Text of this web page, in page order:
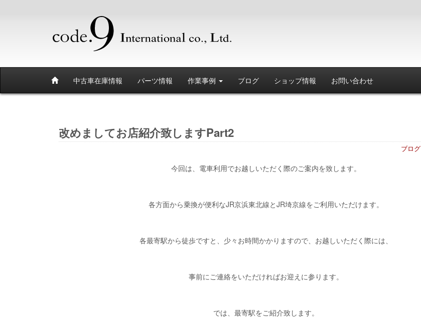
中古車在庫情報 パーツ情報 作業事例 ブログ ショップ情報 お問い合わせ
改めましてお店紹介致しますPart2
ブログ
今回は、電車利用でお越しいただく際のご案内を致します。
各方面から乗換が便利なJR京浜東北線とJR埼京線をご利用いただけます。
各最寄駅から徒歩ですと、少々お時間かかりますので、お越しいただく際には、
事前にご連絡をいただければお迎えに参ります。
では、最寄駅をご紹介致します。